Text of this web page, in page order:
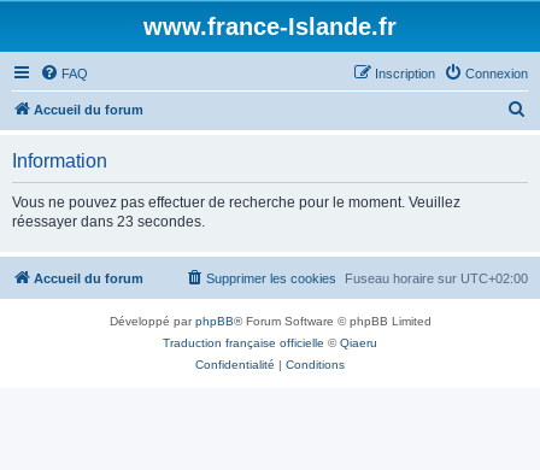
www.france-Islande.fr
FAQ Connexion
Inscription
Accueil du forum
c
Information
Vous ne pouvez pas effectuer de recherche pour le moment. Veuillez
réessayer dans 23 secondes.
Accueil du forum Fuseau horaire sur UTC+02:00
Supprimer les cookies
Développé parphpBB® Forum Software © phpBB Limited
Traduction française officielle ©Qiaeru
Confidentialité | Conditions